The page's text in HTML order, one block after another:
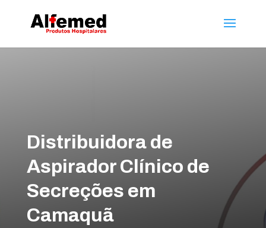
Distribuidora de
Aspirador Clínico de
Secreções em
Camaquã